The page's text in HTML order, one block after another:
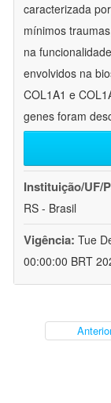
caracterizada
mínimos
na
envolvidos na
COL1A1 e
genes foram
Instituição/UF/
RS - Brasil
Vigência: Tue
00:00:00 BRT